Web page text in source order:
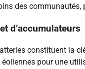
des
d’accumulateurs
constituent la
pour une